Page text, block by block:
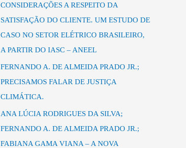
s
a
r
p
o
r
:
CONSIDERAÇÕES A RESPEITO DA
SATISFAÇÃO DO CLIENTE. UM ESTUDO DE
CASO NO SETOR ELÉTRICO BRASILEIRO,
A PARTIR DO IASC – ANEEL
FERNANDO A. DE ALMEIDA PRADO JR.;
PRECISAMOS FALAR DE JUSTIÇA
CLIMÁTICA.
ANA LÚCIA RODRIGUES DA SILVA;
FERNANDO A. DE ALMEIDA PRADO JR.;
FABIANA GAMA VIANA – A NOVA